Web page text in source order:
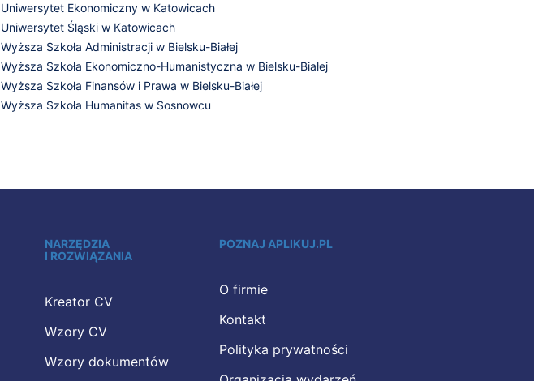
Uniwersytet Ekonomiczny w Katowicach
Uniwersytet Śląski w Katowicach
Wyższa Szkoła Administracji w Bielsku-Białej
Wyższa Szkoła Ekonomiczno-Humanistyczna w Bielsku-Białej
Wyższa Szkoła Finansów i Prawa w Bielsku-Białej
Wyższa Szkoła Humanitas w Sosnowcu
NARZĘDZIA
I ROZWIĄZANIA
Kreator CV
Wzory CV
Wzory dokumentów
POZNAJ APLIKUJ.PL
O firmie
Kontakt
Polityka prywatności